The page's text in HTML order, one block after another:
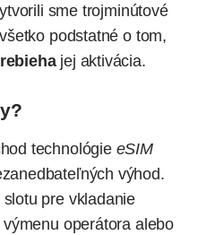
sme trojminútové
podstatné o tom,
jej aktivácia.
technológie eSIM
výhod.
pre vkladanie
operátora alebo